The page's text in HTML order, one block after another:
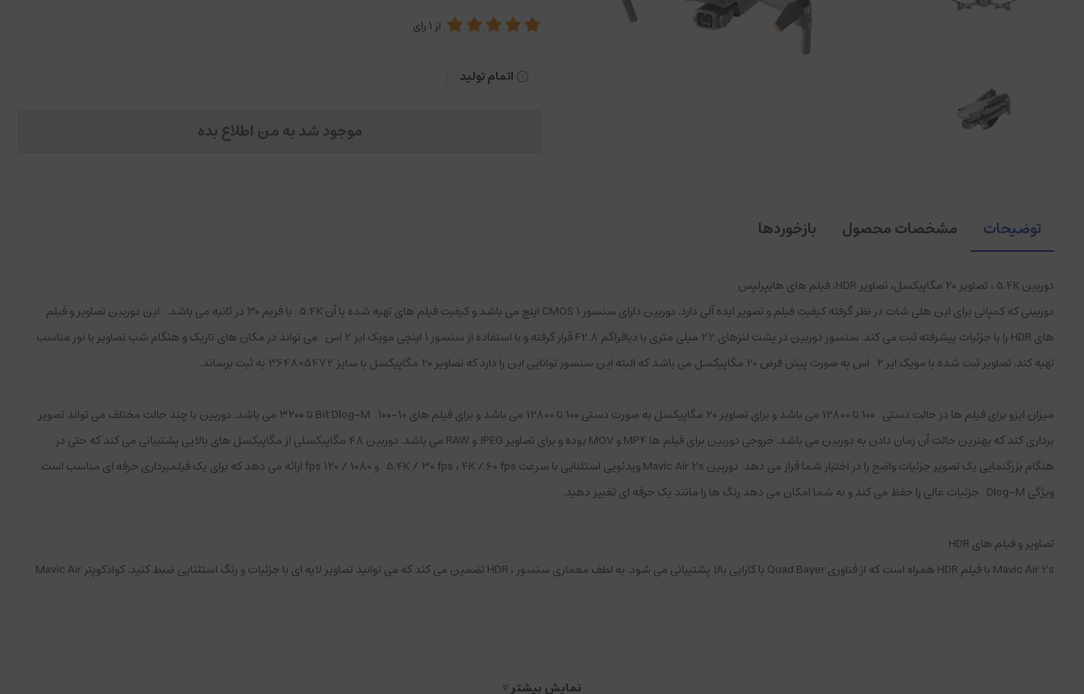
از1رای
اتمام تولید
موجود شد به من اطلاع بده
توضیحات مشخصات محصول بازخوردها
دوربین 5.4K ، تصاویر 20 مگاپیکسل، تصاویر HDR، فیلم های هایپرلپس
دوربینی که کمپانی برای این هلی شات در نظر گرفته کیفیت فیلم و تصویر ایده آلی دارد. دوربین دارای سنسور CMOS 1 اینچ می باشد و کیفیت فیلم های تهیه شده با آن 5.4K با فریم 30 در ثانیه می باشد. این دوربین تصاویر و فیلم
های HDR را با جزئیات پیشرفته ثبت می کند. سنسور دوربین در پشت لنزهای 22 میلی متری با دیافراگم F2.8 قرار گرفته و با استفاده از سنسور 1 اینچی مویک ایر 2 اس می تواند در مکان های تاریک و هنگام شب تصاویر با نور مناسب
تهیه کند. تصاویر ثبت شده با مویک ایر ۲ اس به صورت پیش فرض 20 مگاپیکسل می باشد که البته این سنسور توانایی این را دارد که تصاویر 20 مگاپیکسل با سایز 5472×3648 به ثبت برساند.
میزان ایزو برای فیلم ها در حالت دستی ۱۰۰ تا 12800 می باشد و برای تصاویر 20 مگاپیکسل به صورت دستی ۱۰۰ تا 12800 می باشد و برای فیلم های 10-Bit Dlog-M ۱۰۰ تا ۳۲۰۰ می باشد. دوربین با چند حالت مختلف می تواند تصویر
برداری کند که بهترین حالت آن زمان دادن به دوربین می باشد. خروجی دوربین برای فیلم ها MP4 و MOV بوده و برای تصاویر JPEG و RAW می باشد. دوربین ۴۸ مگاپیکسلی از مگاپیکسل های بالایی پشتیبانی می کند که حتی در
هنگام بزرگنمایی یک تصویر جزئیات واضح را در اختیار شما قرار می دهد. دوربین Mavic Air 2s ویدئویی استثنایی با سرعت 5.4K / 30 fps ، 4K / 60 fps و 1080 / 120 fps ارائه می دهد که برای یک فیلمبرداری حرفه ای مناسب است.
ویژگی Dlog-M جزئیات عالی را حفظ می کند و به شما امکان می دهد رنگ ها را مانند یک حرفه ای تغییر دهید.
تصاویر و فیلم های HDR
Mavic Air 2s با فیلم HDR همراه است که از فناوری Quad Bayer با کارایی بالا پشتیبانی می شود. به لطف معماری سنسور ، HDR تضمین می کند که می توانید تصاویر لایه ای با جزئیات و رنگ استثنایی ضبط کنید. کوادکوپتر Mavic Air
نمایش بیشتر